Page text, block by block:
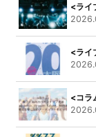
<ライ
<ライ
<コラ